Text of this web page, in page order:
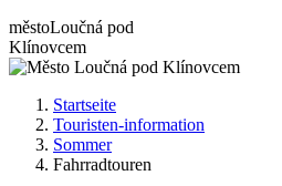
městoLoučná pod
Klínovcem
Startseite
Touristen-information
Sommer
Fahrradtouren